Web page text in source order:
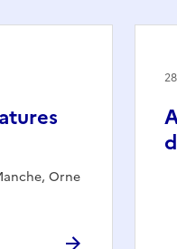
Orne